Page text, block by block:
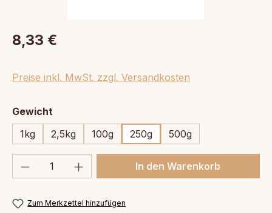
8,33 €
Preise inkl. MwSt. zzgl. Versandkosten
Gewicht
1kg
2,5kg 100g 250g 500g
Produkt Anzahl: Gib denIn den Warenkorb
Zum Merkzettel hinzufügen